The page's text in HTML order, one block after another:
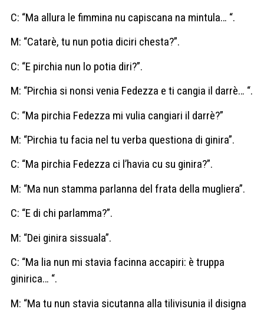
C: “Ma allura le fimmina nu capiscana na mintula… “.
M: “Catarè, tu nun potia diciri chesta?”.
C: “E pirchia nun lo potia diri?”.
M: “Pirchia si nonsi venia Fedezza e ti cangia il darrè… “.
C: “Ma pirchia Fedezza mi vulia cangiari il darrè?”
M: “Pirchia tu facia nel tu verba questiona di ginira”.
C: “Ma pirchia Fedezza ci l’havia cu su ginira?”.
M: “Ma nun stamma parlanna del frata della mugliera”.
C: “E di chi parlamma?”.
M: “Dei ginira sissuala”.
C: “Ma lia nun mi stavia facinna accapiri: è truppa
ginirica… “.
M: “Ma tu nun stavia sicutanna alla tilivisunia il disigna